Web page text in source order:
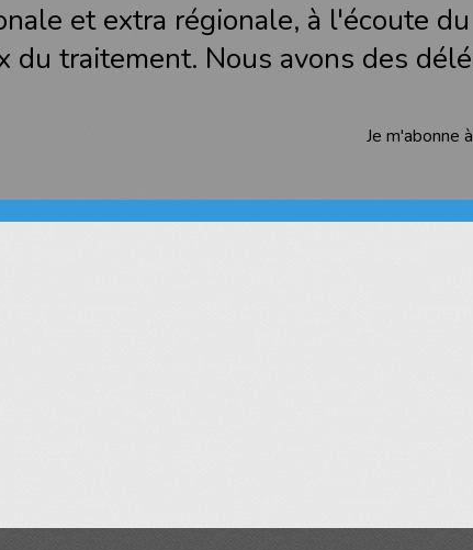
et extra régionale, à l'écoute
du traitement. Nous avons des
Je m'abonne